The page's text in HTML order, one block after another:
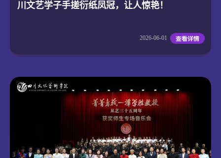
川文艺学子手搓衍纸凤冠，让人惊艳！
2026-06-01